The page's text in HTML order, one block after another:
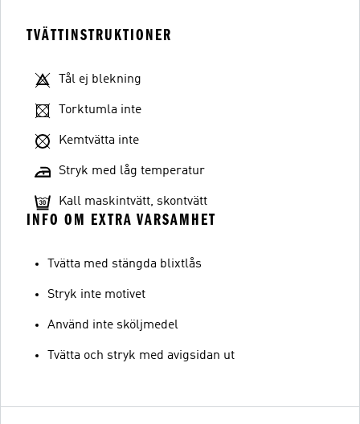
TVÄTTINSTRUKTIONER
Tål ej blekning
Torktumla inte
Kemtvätta inte
Stryk med låg temperatur
Kall maskintvätt, skontvätt
INFO OM EXTRA VARSAMHET
Tvätta med stängda blixtlås
Stryk inte motivet
Använd inte sköljmedel
Tvätta och stryk med avigsidan ut